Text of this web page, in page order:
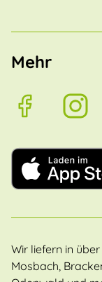
Mehr
Wir liefern in
Mosbach,